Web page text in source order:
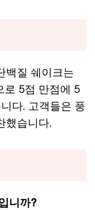
백질 쉐이크는
로 5점 만점에 5
다. 고객들은 풍
했습니다.
니까?